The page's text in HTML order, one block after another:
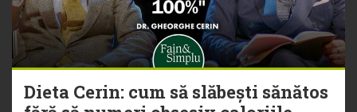
Dieta Cerin: cum să slăbești sănătos